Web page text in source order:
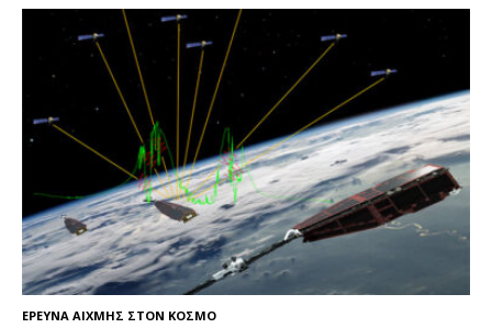
ΕΡΕΥΝΑ ΑΙΧΜΗΣ ΣΤΟΝ ΚΟΣΜΟ